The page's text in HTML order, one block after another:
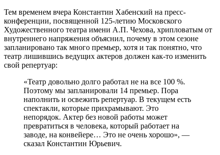
Тем временем вчера Константин Хабенский на пресс-
конференции, посвященной 125-летию Московского
Художественного театра имени А.П. Чехова, хрипловатым от
внутреннего напряжения объяснил, почему в этом сезоне
запланировано так много премьер, хотя и так понятно, что
театр лишившись ведущих актеров должен как-то изменить
свой репертуар:
«Театр довольно долго работал не на все 100 %.
Поэтому мы запланировали 14 премьер. Пора
наполнить и освежить репертуар. В текущем есть
спектакли, которые прихрамывают. Это
непорядок. Актер без новой работы может
превратиться в человека, который работает на
заводе, на конвейере… Это не очень хорошо», —
сказал Константин Юрьевич.